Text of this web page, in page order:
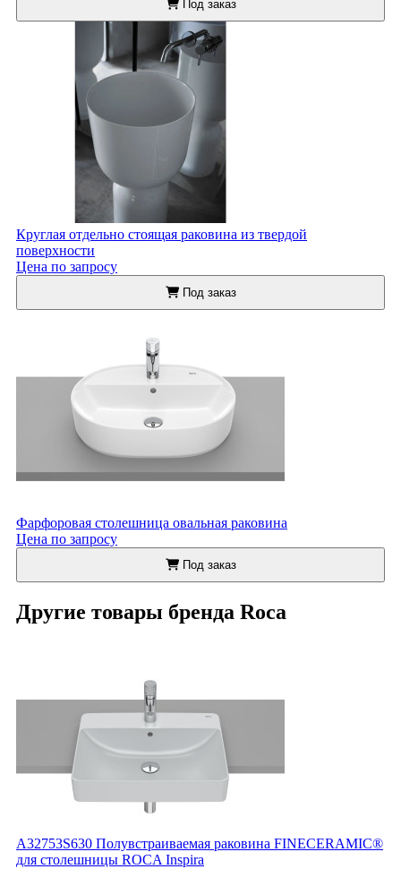
Под заказ
Круглая отдельно стоящая раковина из твердой
поверхности
Цена по запросу
Под заказ
Фарфоровая столешница овальная раковина
Цена по запросу
Под заказ
Другие товары бренда Roca
A32753S630 Полувстраиваемая раковина FINECERAMIC®
для столешницы ROCA Inspira